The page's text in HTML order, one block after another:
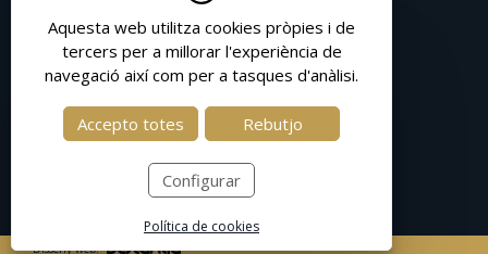
Segueix-nos a:
Disseny web:
Aquesta web utilitza cookies pròpies i de
tercers per a millorar l'experiència de
navegació així com per a tasques d'anàlisi.
Què són les cookies?
s'emmagatzema a l'ordinador de l'usuari i
ens permet reconèixer-lo. El conjunt de
cookies ens ajuda a millorar la qualitat del
Accepto totes Rebutjo
Configurar
Política de cookies